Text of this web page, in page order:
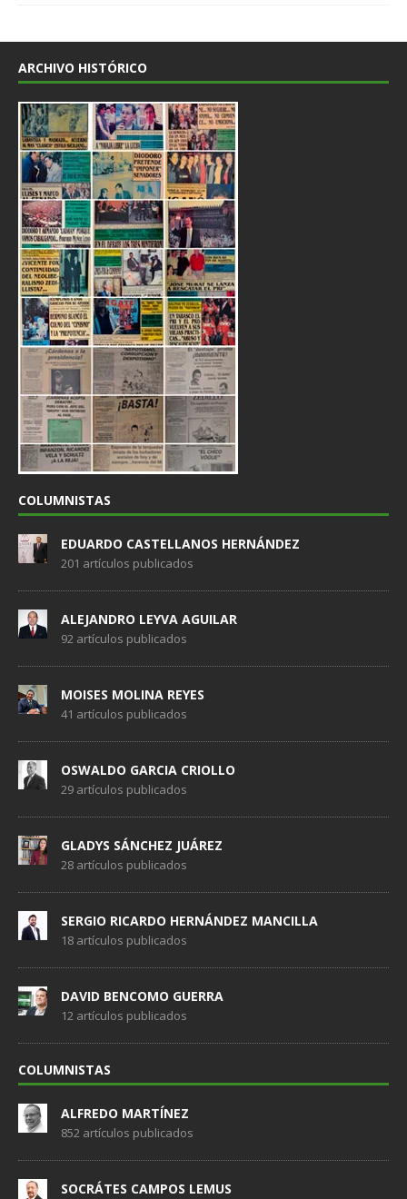
ARCHIVO HISTÓRICO
COLUMNISTAS
EDUARDO CASTELLANOS HERNÁNDEZ
201 artículos publicados
ALEJANDRO LEYVA AGUILAR
92 artículos publicados
MOISES MOLINA REYES
41 artículos publicados
OSWALDO GARCIA CRIOLLO
29 artículos publicados
GLADYS SÁNCHEZ JUÁREZ
28 artículos publicados
SERGIO RICARDO HERNÁNDEZ MANCILLA
18 artículos publicados
DAVID BENCOMO GUERRA
12 artículos publicados
COLUMNISTAS
ALFREDO MARTÍNEZ
852 artículos publicados
SOCRÁTES CAMPOS LEMUS